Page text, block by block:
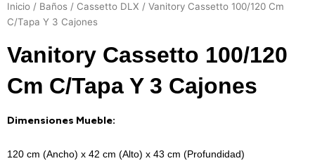
Inicio / Baños / Cassetto DLX / Vanitory Cassetto 100/120 Cm
C/Tapa Y 3 Cajones
Vanitory Cassetto 100/120
Cm C/Tapa Y 3 Cajones
Dimensiones Mueble:
120 cm (Ancho) x 42 cm (Alto) x 43 cm (Profundidad)